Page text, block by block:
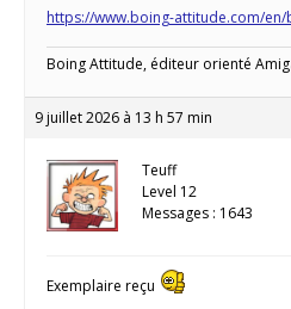
https://www.boing-attitude.com/
Boing Attitude, éditeur orienté
9 juillet 2026 à 13 h 57 min
Teuff
Level 12
Messages : 1643
Exemplaire reçu